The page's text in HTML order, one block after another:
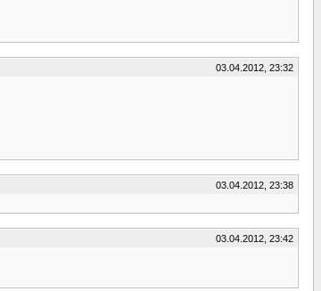
03.04.2012, 23:32
03.04.2012, 23:38
03.04.2012, 23:42